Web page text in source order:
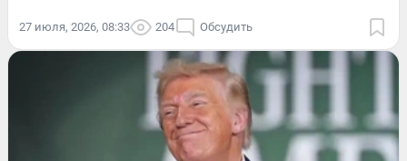
27 июля, 2026, 08:33 204 Обсудить